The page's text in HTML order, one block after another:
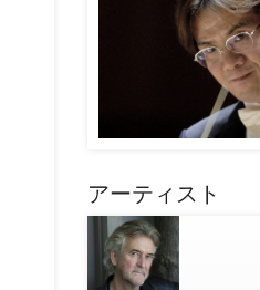
アーティスト